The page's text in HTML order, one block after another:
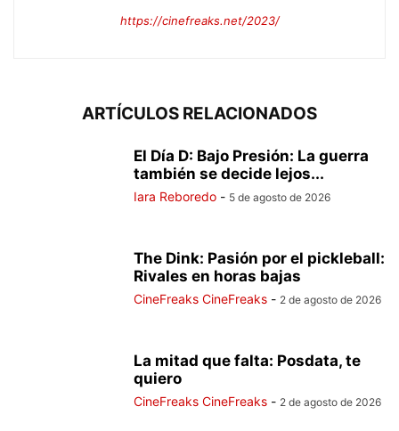
https://cinefreaks.net/2023/
ARTÍCULOS RELACIONADOS
El Día D: Bajo Presión: La guerra
también se decide lejos...
Iara Reboredo - 5 de agosto de 2026
The Dink: Pasión por el pickleball:
Rivales en horas bajas
CineFreaks CineFreaks - 2 de agosto de 2026
La mitad que falta: Posdata, te
quiero
CineFreaks CineFreaks - 2 de agosto de 2026